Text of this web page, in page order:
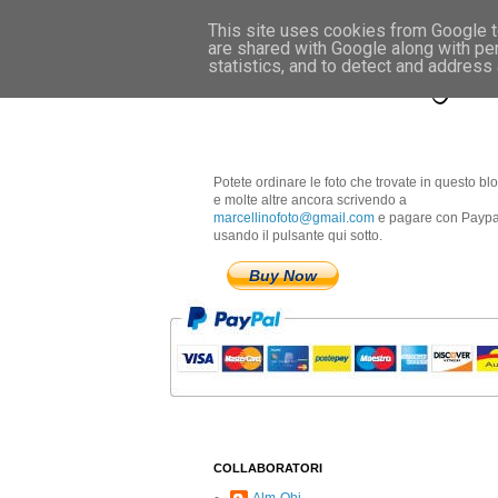
Marcellino
Potete ordinare le foto che trovate in questo
e molte altre ancora scrivendo a
marcellinofoto@gmail.com e pagare con
usando il pulsante qui sotto.
Buy Now
COLLABORATORI
This site uses cookies from Google
are shared with Google along with
statistics, and to detect and address